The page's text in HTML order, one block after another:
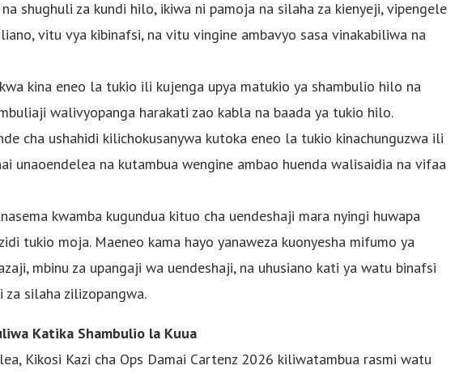
shughuli za kundi hilo, ikiwa ni pamoja na silaha za kienyeji, vipengele
vitu vya kibinafsi, na vitu vingine ambavyo sasa vinakabiliwa na
kina eneo la tukio ili kujenga upya matukio ya shambulio hilo na
walivyopanga harakati zao kabla na baada ya tukio hilo.
cha ushahidi kilichokusanywa kutoka eneo la tukio kinachunguzwa ili
unaoendelea na kutambua wengine ambao huenda walisaidia na vifaa
kwamba kugundua kituo cha uendeshaji mara nyingi huwapa
tukio moja. Maeneo kama hayo yanaweza kuonyesha mifumo ya
mbinu za upangaji wa uendeshaji, na uhusiano kati ya watu binafsi
silaha zilizopangwa.
Katika Shambulio la Kuua
Kikosi Kazi cha Ops Damai Cartenz 2026 kiliwatambua rasmi watu